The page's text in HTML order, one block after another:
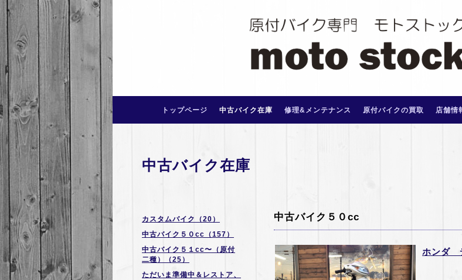
トップページ 中古バイク在庫 修理&メンテナンス 原付バイクの買取 店舗情
カスタムバイク（20）
中古バイク５０cc（157）
中古バイク５１cc〜（原付
二種）（25）
ただいま準備中＆レストア、
中古バイク在庫
中古バイク５０cc
ホンダ